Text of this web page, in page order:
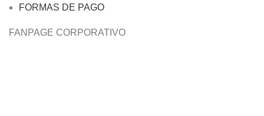
FORMAS DE PAGO
FANPAGE CORPORATIVO